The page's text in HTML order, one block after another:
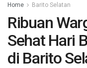
Home Barito Selatan
Ribuan
Sehat Hari
di Barito